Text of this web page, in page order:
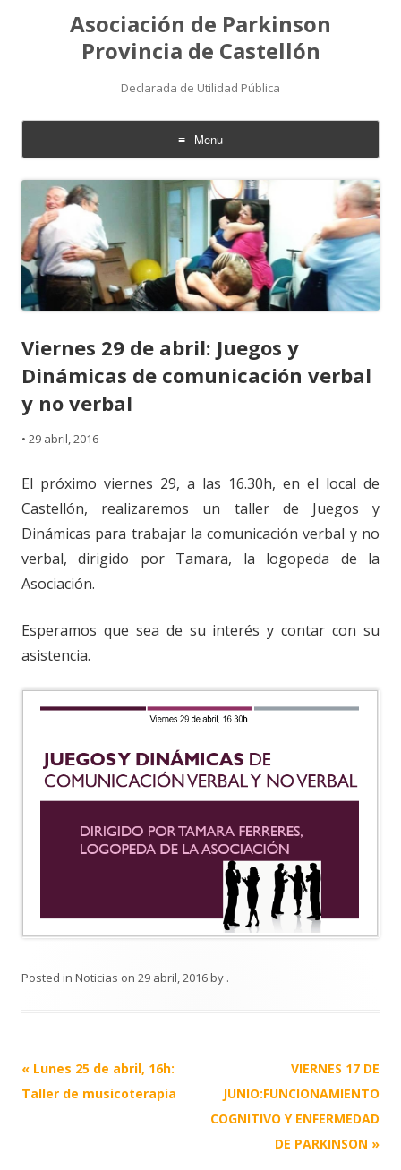
Asociación de Parkinson
Provincia de Castellón
Declarada de Utilidad Pública
Menu
Skip
to
content
Viernes 29 de abril: Juegos y
Dinámicas de comunicación verbal
y no verbal
• 29 abril, 2016
El próximo viernes 29, a las 16.30h, en el local de
Castellón, realizaremos un taller de Juegos y
Dinámicas para trabajar la comunicación verbal y no
verbal, dirigido por Tamara, la logopeda de la
Asociación.
Esperamos que sea de su interés y contar con su
asistencia.
Posted in Noticias on 29 abril, 2016by .
Post
navigation
« Lunes 25 de abril, 16h:
Taller de musicoterapia
VIERNES 17 DE
JUNIO:FUNCIONAMIENTO
COGNITIVO Y ENFERMEDAD
DE PARKINSON »